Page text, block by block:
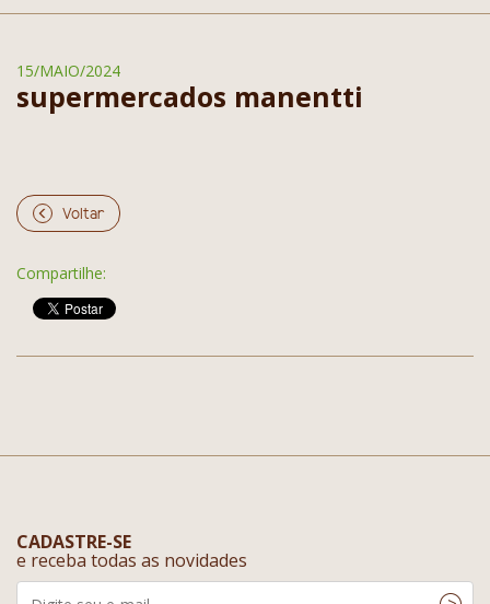
15/MAIO/2024
supermercados manentti
Voltar
Compartilhe:
CADASTRE-SE
e receba todas as novidades